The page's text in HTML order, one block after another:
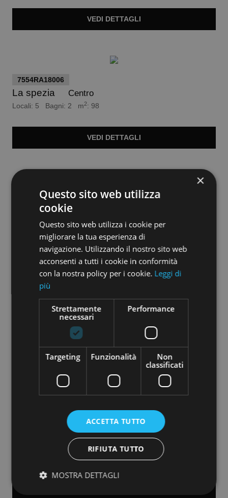
VEDI DETTAGLI
7554RA18006
La spezia Centro
Locali: 5 Bagni: 2 m2: 98
VEDI DETTAGLI
euro 1.300.000
7554RA14257
Beverino
Locali: 9 Bagni: 3 m : 376
VEDIDETTAGLI
euro 160.000
7554RA68478
Migliarina
Locali: 5 Bagni: 1 m
DETTAGLI
Migliarina
Locali: 5 Bagni: 2 m : 130
×
Questo sito web utilizza
cookie
Questo sito web utilizza i cookie per
migliorare la tua esperienza di
navigazione. Utilizzando il nostro sito web
acconsenti a tutti i cookie in conformità
con la nostra policy per i cookie. Leggi di
più
Strettamente
necessari
Performance
Targeting Funzionalità
Non
classificati
ACCETTA TUTTO
RIFIUTA TUTTO
MOSTRA DETTAGLI